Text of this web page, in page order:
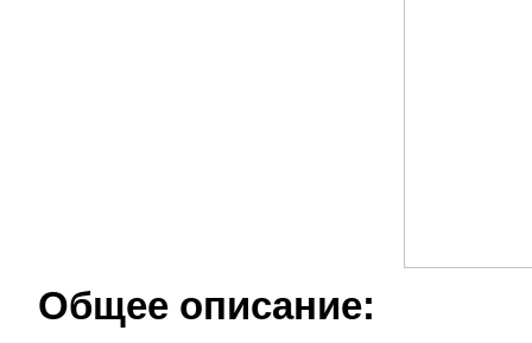
Общее описание: